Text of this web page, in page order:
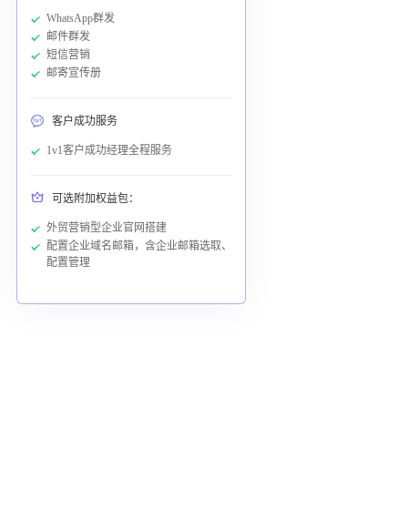
WhatsApp群发
邮件群发
短信营销
邮寄宣传册
客户成功服务
1v1客户成功经理全程服务
可选附加权益包：
外贸营销型企业官网搭建
配置企业域名邮箱，含企业邮箱选取、
配置管理